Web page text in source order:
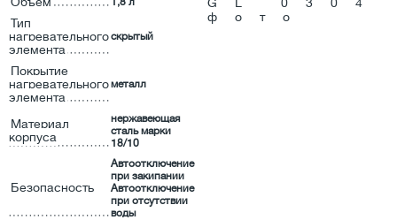
Тип
нагревательного
элемента
скрытый
Покрытие
нагревательного
элемента
металл
Материал
корпуса
нержавеющая
сталь марки
18/10
Безопасность
Автоотключение
при закипании
Автоотключение
при отсутствии
воды